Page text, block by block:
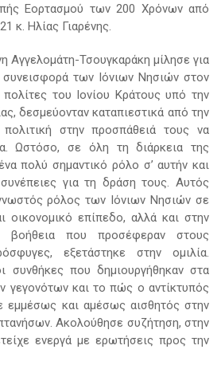
Εορτασμού των 200 Χρόνων από
κ. Ηλίας Γιαρένης.
Αγγελομάτη-Τσουγκαράκη μίλησε για
συνεισφορά των Ιόνιων Νησιών στον
του Ιονίου Κράτους υπό την
δεσμεύονταν καταπιεστικά από την
πολιτική στην προσπάθειά τους να
Ωστόσο, σε όλη τη διάρκεια της
πολύ σημαντικό ρόλο σ’ αυτήν και
για τη δράση τους. Αυτός
ρόλος των Ιόνιων Νησιών σε
οικονομικό επίπεδο, αλλά και στην
βοήθεια που προσέφεραν στους
εξετάστηκε στην ομιλία.
συνθήκες που δημιουργήθηκαν στα
γεγονότων και το πώς ο αντίκτυπός
εμμέσως και αμέσως αισθητός στην
Ακολούθησε συζήτηση, στην
ενεργά με ερωτήσεις προς την